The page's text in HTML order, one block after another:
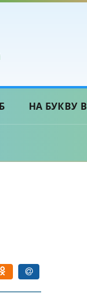
НА БУКВУ В